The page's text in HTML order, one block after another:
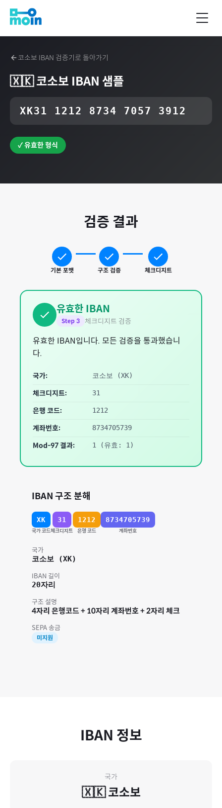
코소보 IBAN 검증기로 돌아가기
🇽🇰 코소보 IBAN 샘플
XK31 1212 8734 7057 3912
✓ 유효한 형식
검증 결과
기본 포맷 구조 검증 체크디지트
유효한 IBAN
Step 3 체크디지트 검증
유효한 IBAN입니다. 모든 검증을 통과했습니
다.
국가: 코소보 (XK)
체크디지트: 31
은행 코드: 1212
계좌번호: 8734705739
Mod-97 결과: 1 (유효: 1)
IBAN 구조 분해
XK
국가 코드
31
체크디지트
1212
은행 코드
8734705739
계좌번호
국가
코소보 (XK)
IBAN 길이
20자리
구조 설명
4자리 은행코드 + 10자리 계좌번호 + 2자리 체크
SEPA 송금
미지원
IBAN 정보
국가
🇽🇰 코소보